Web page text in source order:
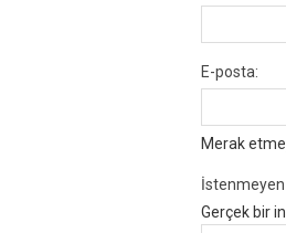
E-posta:
Merak
İstenmeyen
Gerçek bir